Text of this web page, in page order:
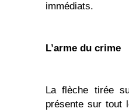
immédiats.
L’arme du crime
La flèche tirée
présente sur tout